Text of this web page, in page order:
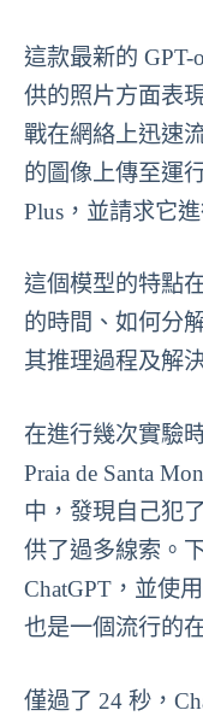
這款最新的
供的照片方面表
戰在網絡上迅速
的圖像上傳至運
Plus，並請求它
這個模型的特點
的時間、如何分
其推理過程及解
在進行幾次實驗
Praia de Santa
中，發現自己犯
供了過多線索。
ChatGPT，並使
也是一個流行的
僅過了 24 秒，